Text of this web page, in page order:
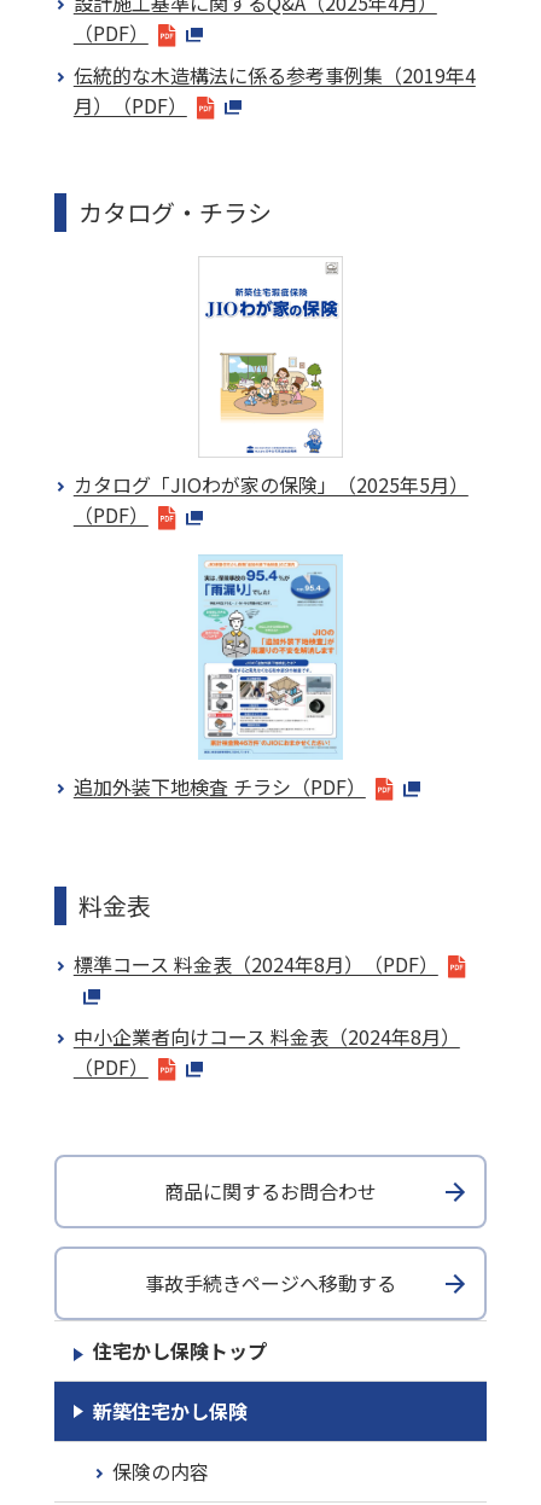
住宅かし保険トップ
新築住宅かし保険
保険の内容
（PDF）
伝統的な木造構法に係る参考事例集（2019年4
月）（PDF）
カタログ・チラシ
カタログ「JIOわが家の保険」（2025年5月）
（PDF）
追加外装下地検査 チラシ（PDF）
料金表
標準コース 料金表（2024年8月）（PDF）
中小企業者向けコース 料金表（2024年8月）
（PDF）
商品に関するお問合わせ
事故手続きページへ移動する